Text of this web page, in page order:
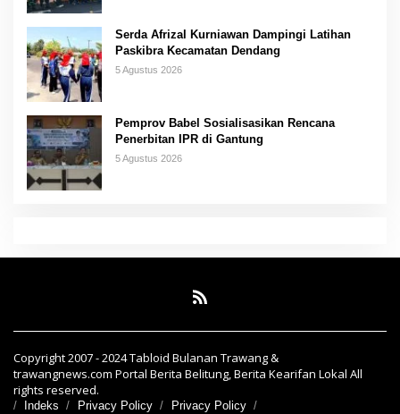
Serda Afrizal Kurniawan Dampingi Latihan
Paskibra Kecamatan Dendang
5 Agustus 2026
Pemprov Babel Sosialisasikan Rencana
Penerbitan IPR di Gantung
5 Agustus 2026
Copyright 2007 - 2024 Tabloid Bulanan Trawang &
trawangnews.com Portal Berita Belitung, Berita Kearifan Lokal All
rights reserved.
Indeks Privacy Policy
Privacy Policy